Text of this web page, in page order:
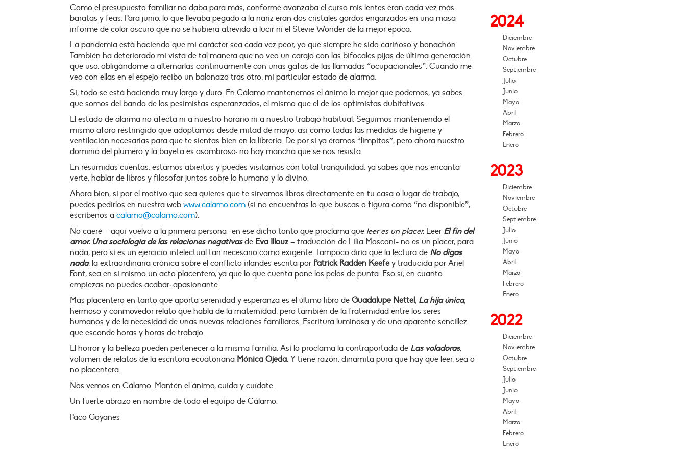
Como el presupuesto familiar no daba para más, conforme avanzaba el curso mis lentes eran cada vez más
baratas y feas. Para junio, lo que llevaba pegado a la nariz eran dos cristales gordos engarzados en una masa
informe de color oscuro que no se hubiera atrevido a lucir ni el Stevie Wonder de la mejor época.
La pandemia está haciendo que mi carácter sea cada vez peor, yo que siempre he sido cariñoso y bonachón.
También ha deteriorado mi vista de tal manera que no veo un carajo con las bifocales pijas de última generación
que uso, obligándome a alternarlas continuamente con unas gafas de las llamadas “ocupacionales”. Cuando me
veo con ellas en el espejo recibo un balonazo tras otro: mi particular estado de alarma.
Sí, todo se está haciendo muy largo y duro. En Cálamo mantenemos el ánimo lo mejor que podemos, ya sabes
que somos del bando de los pesimistas esperanzados, el mismo que el de los optimistas dubitativos.
El estado de alarma no afecta ni a nuestro horario ni a nuestro trabajo habitual. Seguimos manteniendo el
mismo aforo restringido que adoptamos desde mitad de mayo, así como todas las medidas de higiene y
ventilación necesarias para que te sientas bien en la librería. De por sí ya éramos “limpitos”, pero ahora nuestro
dominio del plumero y la bayeta es asombroso: no hay mancha que se nos resista.
En resumidas cuentas: estamos abiertos y puedes visitarnos con total tranquilidad, ya sabes que nos encanta
verte, hablar de libros y filosofar juntos sobre lo humano y lo divino.
Ahora bien, si por el motivo que sea quieres que te sirvamos libros directamente en tu casa o lugar de trabajo,
puedes pedirlos en nuestra web www.calamo.com (si no encuentras lo que buscas o figura como “no disponible”,
escríbenos a calamo@calamo.com).
No caeré – aquí vuelvo a la primera persona- en ese dicho tonto que proclama que leer es un placer. Leer El fin del
amor. Una sociología de las relaciones negativasde Eva Illouz – traducción de Lilia Mosconi- no es un placer, para
nada, pero sí es un ejercicio intelectual tan necesario como exigente. Tampoco diría que la lectura de No digas
nada, la extraordinaria crónica sobre el conflicto irlandés escrita por Patrick Radden Keefey traducida por Ariel
Font, sea en sí mismo un acto placentero, ya que lo que cuenta pone los pelos de punta. Eso sí, en cuanto
empiezas no puedes acabar: apasionante.
Más placentero en tanto que aporta serenidad y esperanza es el último libro de Guadalupe Nettel, La hija única,
hermoso y conmovedor relato que habla de la maternidad, pero también de la fraternidad entre los seres
humanos y de la necesidad de unas nuevas relaciones familiares. Escritura luminosa y de una aparente sencillez
que esconde horas y horas de trabajo.
El horror y la belleza pueden pertenecer a la misma familia. Así lo proclama la contraportada de Las voladoras,
volumen de relatos de la escritora ecuatoriana Mónica Ojeda. Y tiene razón: dinamita pura que hay que leer, sea o
no placentera.
Nos vemos en Cálamo. Mantén el ánimo, cuida y cuídate.
Un fuerte abrazo en nombre de todo el equipo de Cálamo.
Paco Goyanes
2024
Diciembre
Noviembre
Octubre
Septiembre
Julio
Junio
Mayo
Abril
Marzo
Febrero
Enero
2023
Diciembre
Noviembre
Octubre
Septiembre
Julio
Junio
Mayo
Abril
Marzo
Febrero
Enero
2022
Diciembre
Noviembre
Octubre
Septiembre
Julio
Junio
Mayo
Abril
Marzo
Febrero
Enero